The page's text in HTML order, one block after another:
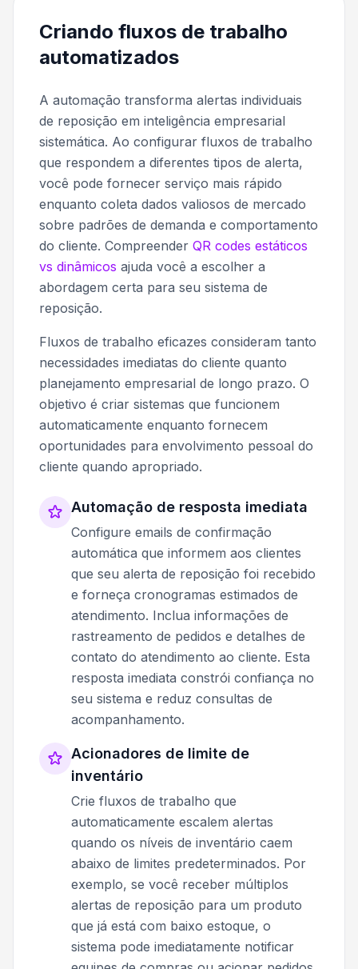
Criando fluxos de trabalho
automatizados
A automação transforma alertas individuais
de reposição em inteligência empresarial
sistemática. Ao configurar fluxos de trabalho
que respondem a diferentes tipos de alerta,
você pode fornecer serviço mais rápido
enquanto coleta dados valiosos de mercado
sobre padrões de demanda e comportamento
do cliente. Compreender QR codes estáticos
vs dinâmicos ajuda você a escolher a
abordagem certa para seu sistema de
reposição.
Fluxos de trabalho eficazes consideram tanto
necessidades imediatas do cliente quanto
planejamento empresarial de longo prazo. O
objetivo é criar sistemas que funcionem
automaticamente enquanto fornecem
oportunidades para envolvimento pessoal do
cliente quando apropriado.
Automação de resposta imediata
Configure emails de confirmação
automática que informem aos clientes
que seu alerta de reposição foi recebido
e forneça cronogramas estimados de
atendimento. Inclua informações de
rastreamento de pedidos e detalhes de
contato do atendimento ao cliente. Esta
resposta imediata constrói confiança no
seu sistema e reduz consultas de
acompanhamento.
Acionadores de limite de
inventário
Crie fluxos de trabalho que
automaticamente escalem alertas
quando os níveis de inventário caem
abaixo de limites predeterminados. Por
exemplo, se você receber múltiplos
alertas de reposição para um produto
que já está com baixo estoque, o
sistema pode imediatamente notificar